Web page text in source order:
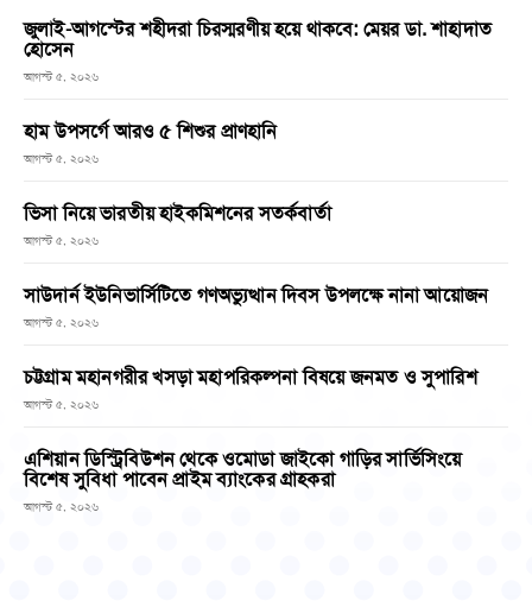
জুলাই-আগস্টের শহীদরা চিরস্মরণীয় হয়ে থাকবে: মেয়র ডা. শাহাদাত
হোসেন
আগস্ট ৫, ২০২৬
হাম উপসর্গে আরও ৫ শিশুর প্রাণহানি
আগস্ট ৫, ২০২৬
ভিসা নিয়ে ভারতীয় হাইকমিশনের সতর্কবার্তা
আগস্ট ৫, ২০২৬
সাউদার্ন ইউনিভার্সিটিতে গণঅভ্যুত্থান দিবস উপলক্ষে নানা আয়োজন
আগস্ট ৫, ২০২৬
চট্টগ্রাম মহানগরীর খসড়া মহাপরিকল্পনা বিষয়ে জনমত ও সুপারিশ
আগস্ট ৫, ২০২৬
এশিয়ান ডিস্ট্রিবিউশন থেকে ওমোডা জাইকো গাড়ির সার্ভিসিংয়ে
বিশেষ সুবিধা পাবেন প্রাইম ব্যাংকের গ্রাহকরা
আগস্ট ৫, ২০২৬